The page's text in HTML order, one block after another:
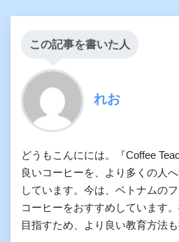
この記事を書いた人
れお
どうもこんにには。『Coffee
良いコーヒーを、より多くの人
しています。今は、ベトナムの
コーヒーをおすすめしています
目指すため、より良い教育方法も